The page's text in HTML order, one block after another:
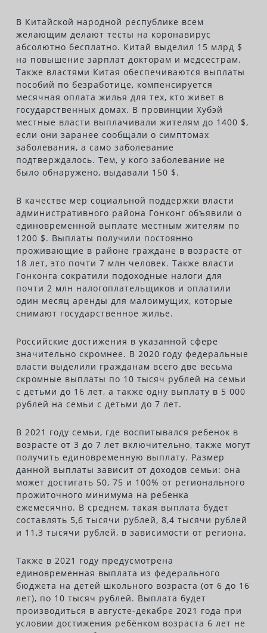
В Китайской народной республике всем
желающим делают тесты на коронавирус
абсолютно бесплатно. Китай выделил 15 млрд $
на повышение зарплат докторам и медсестрам.
Также властями Китая обеспечиваются выплаты
пособий по безработице, компенсируется
месячная оплата жилья для тех, кто живет в
государственных домах. В провинции Хубэй
местные власти выплачивали жителям до 1400 $,
если они заранее сообщали о симптомах
заболевания, а само заболевание
подтверждалось. Тем, у кого заболевание не
было обнаружено, выдавали 150 $.
В качестве мер социальной поддержки власти
административного района Гонконг объявили о
единовременной выплате местным жителям по
1200 $. Выплаты получили постоянно
проживающие в районе граждане в возрасте от
18 лет, это почти 7 млн человек. Также власти
Гонконга сократили подоходные налоги для
почти 2 млн налогоплательщиков и оплатили
один месяц аренды для малоимущих, которые
снимают государственное жилье.
Российские достижения в указанной сфере
значительно скромнее. В 2020 году федеральные
власти выделили гражданам всего две весьма
скромные выплаты по 10 тысяч рублей на семьи
с детьми до 16 лет, а также одну выплату в 5 000
рублей на семьи с детьми до 7 лет.
В 2021 году семьи, где воспитывался ребенок в
возрасте от 3 до 7 лет включительно, также могут
получить единовременную выплату. Размер
данной выплаты зависит от доходов семьи: она
может достигать 50, 75 и 100% от регионального
прожиточного минимума на ребенка
ежемесячно. В среднем, такая выплата будет
составлять 5,6 тысячи рублей, 8,4 тысячи рублей
и 11,3 тысячи рублей, в зависимости от региона.
Также в 2021 году предусмотрена
единовременная выплата из федерального
бюджета на детей школьного возраста (от 6 до 16
лет), по 10 тысяч рублей. Выплата будет
производиться в августе-декабре 2021 года при
условии достижения ребёнком возраста 6 лет не